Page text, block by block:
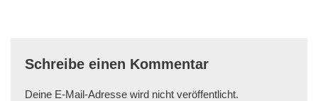
Schreibe einen Kommentar
Deine E-Mail-Adresse wird nicht veröffentlicht.